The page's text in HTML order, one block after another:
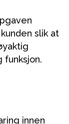
slik at
funksjon.
innen